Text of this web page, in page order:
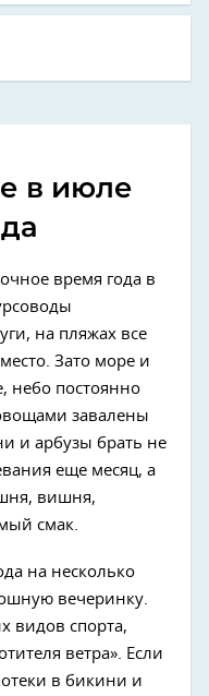
в июле
время года в
на пляжах все
Зато море и
небо постоянно
завалены
и арбузы брать не
еще месяц, а
вишня,
смак.
на несколько
вечеринку.
видов спорта,
ветра». Если
в бикини и